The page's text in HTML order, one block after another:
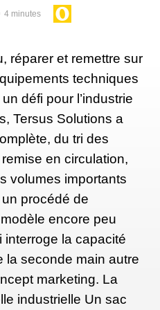
mm
qui fréquentent
4 minutes
réparer et remettre sur
techniques
défi pour l’industrie
Tersus Solutions a
du tri des
en circulation,
volumes importants
procédé de
encore peu
interroge la capacité
la seconde main autre
marketing. La
industrielle Un sac